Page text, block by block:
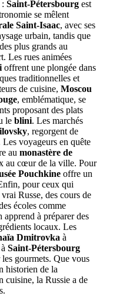
Saint-Pétersbourg est
se mêlent
Saint-Isaac, avec ses
urbain, tandis que
plus grands au
Les rues animées
offrent une plongée dans
traditionnelles et
de cuisine, Moscou
, emblématique, se
proposant des plats
le blini. Les marchés
, regorgent de
voyageurs en quête
au monastère de
au cœur de la ville. Pour
Pouchkine offre un
pour ceux qui
Russe, des cours de
écoles comme
apprend à préparer des
locaux. Les
Dmitrovka à
à Saint-Pétersbourg
gourmets. Que vous
historien de la
cuisine, la Russie a de